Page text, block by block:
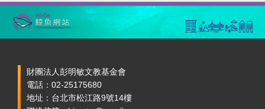
財團法人彭明敏文教基金會
電話：02-25175680
地址：台北市松江路9號14樓